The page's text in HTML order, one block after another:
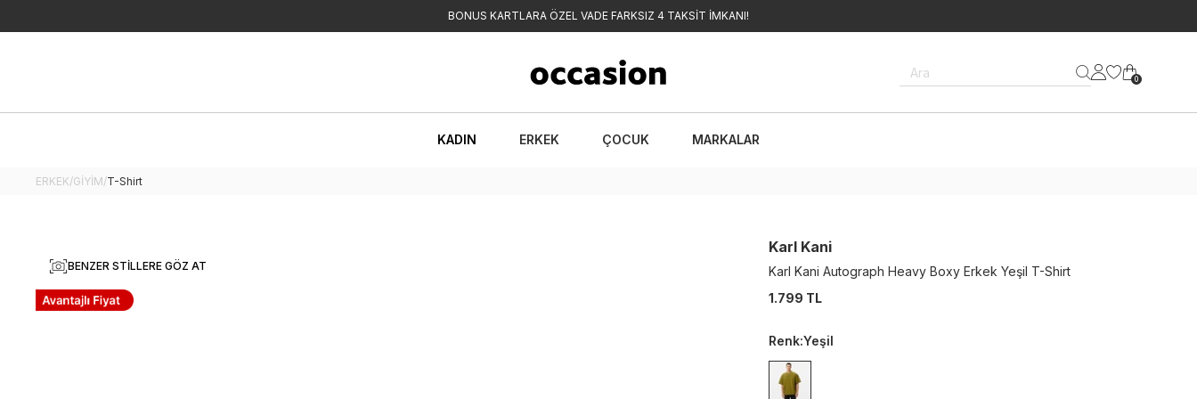
BONUS KARTLARA ÖZEL VADE FARKSIZ 4 TAKSİT İMKANI!
Ara 0
KADIN ERKEK ÇOCUK MARKALAR
ERKEK/GİYİM/T-Shirt
BENZER STILLERE GÖZ AT
Karl Kani
Karl Kani Autograph Heavy Boxy Erkek Yeşil T-Shirt
1.799 TL
Renk:Yeşil